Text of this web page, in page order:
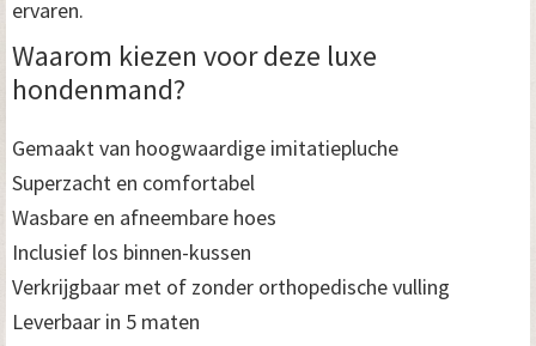
ervaren.
Waarom kiezen voor deze luxe
hondenmand?
Gemaakt van hoogwaardige imitatiepluche
Superzacht en comfortabel
Wasbare en afneembare hoes
Inclusief los binnen-kussen
Verkrijgbaar met of zonder orthopedische vulling
Leverbaar in 5 maten